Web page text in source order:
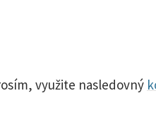
využite nasledovný